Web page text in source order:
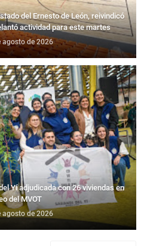
del Ernesto de León, reivindicó
actividad para este martes
agosto de 2026
Yí adjudicada con 26 viviendas en
del MVOT
agosto de 2026